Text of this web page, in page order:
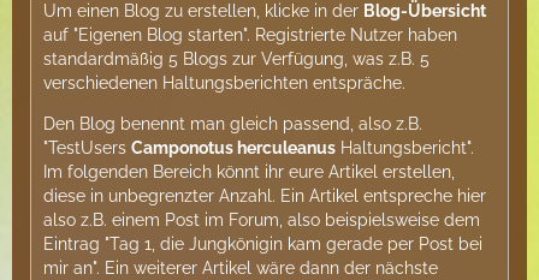
Um einen Blog zu erstellen, klicke in der Blog-Übersicht
auf "Eigenen Blog starten". Registrierte Nutzer haben
standardmäßig 5 Blogs zur Verfügung, was z.B. 5
verschiedenen Haltungsberichten entspräche.
Den Blog benennt man gleich passend, also z.B.
"TestUsers Camponotus herculeanus Haltungsbericht".
Im folgenden Bereich könnt ihr eure Artikel erstellen,
diese in unbegrenzter Anzahl. Ein Artikel entspreche hier
also z.B. einem Post im Forum, also beispielsweise dem
Eintrag "Tag 1, die Jungkönigin kam gerade per Post bei
mir an". Ein weiterer Artikel wäre dann der nächste